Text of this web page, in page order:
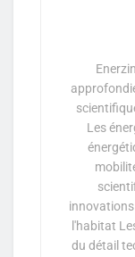
Les
l'habitat
du détail